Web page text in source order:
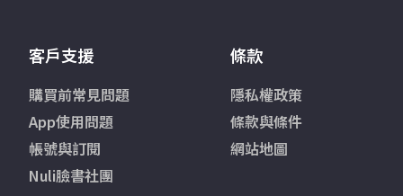
客戶支援
購買前常見問題
App使用問題
帳號與訂閱
Nuli臉書社團
條款
隱私權政策
條款與條件
網站地圖